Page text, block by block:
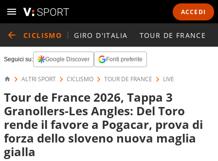
ACCEDI
CICLISMO GIRO D'ITALIA TOUR DE FRANCE
Seguici su: Google Discover Fonti preferite
ALTRI SPORT CICLISMO TOUR DE FRANCE LIVE
Tour de France 2026, Tappa 3
Granollers-Les Angles: Del Toro
rende il favore a Pogacar, prova di
forza dello sloveno nuova maglia
gialla